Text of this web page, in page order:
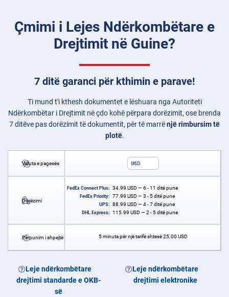
Çmimi i Lejes Ndërkombëtare e
Drejtimit në Guine?
7 ditë garanci për kthimin e parave!
Ti mund t'i kthesh dokumentet e lëshuara nga Autoriteti
Ndërkombëtar i Drejtimit në çdo kohë përpara dorëzimit, ose brenda
7 ditëve pas dorëzimit të dokumentit, për të marrënjë rimbursim të
plotë.
Valuta e pagesës USD
Dorëzimi
FedEx Connect Plus: 34.99 USD — 6 - 11 ditë pune
FedEx Priority: 77.99 USD — 3 - 5 ditë pune
UPS: 88.99 USD — 4 - 7 ditë pune
DHL Express: 115.99 USD — 2 - 5 ditë pune
Përpunim i shpejtë 5 minuta për një tarifë shtesë25.00 USD
Leje ndërkombëtare
drejtimi standarde e OKB-
së
Leje ndërkombëtare
drejtimi elektronike